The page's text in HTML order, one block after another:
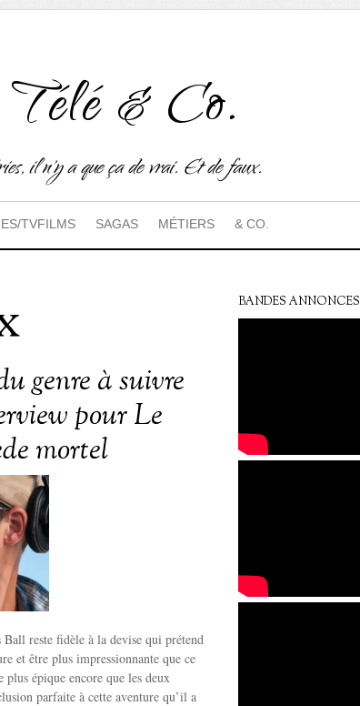
& Co.
il n'y a que ça de vrai. Et de faux.
TVFILMS SAGAS MÉTIERS & CO.
genre à suivre
pour Le
mortel
reste fidèle à la devise qui prétend
et être plus impressionnante que ce
épique encore que les deux
parfaite à cette aventure qu’il a
BANDES ANNONCES